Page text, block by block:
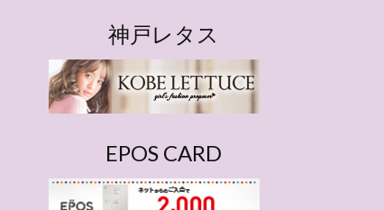
ー
神戸レタス
EPOS CARD